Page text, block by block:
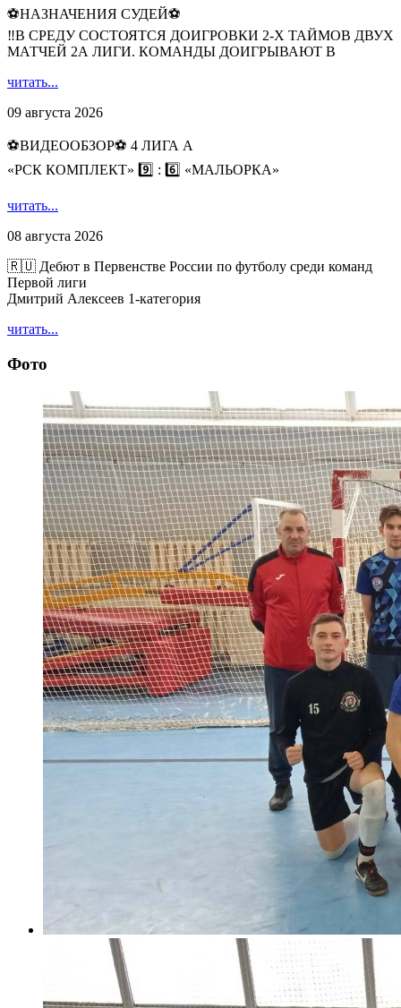
⚽НАЗНАЧЕНИЯ СУДЕЙ⚽
‼В СРЕДУ СОСТОЯТСЯ ДОИГРОВКИ 2-Х ТАЙМОВ ДВУХ
МАТЧЕЙ 2А ЛИГИ. КОМАНДЫ ДОИГРЫВАЮТ В
читать...
09 августа 2026
⚽️ВИДЕООБЗОР⚽️ 4 ЛИГА А
«РСК КОМПЛЕКТ» 9️⃣ : 6️⃣ «МАЛЬОРКА»
читать...
08 августа 2026
🇷🇺 Дебют в Первенстве России по футболу среди команд
Первой лиги
Дмитрий Алексеев 1-категория
читать...
Фото